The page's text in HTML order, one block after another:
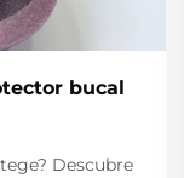
bucal
Descubre